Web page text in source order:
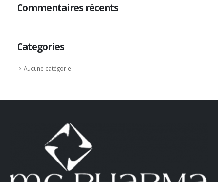
Commentaires récents
Categories
Aucune catégorie